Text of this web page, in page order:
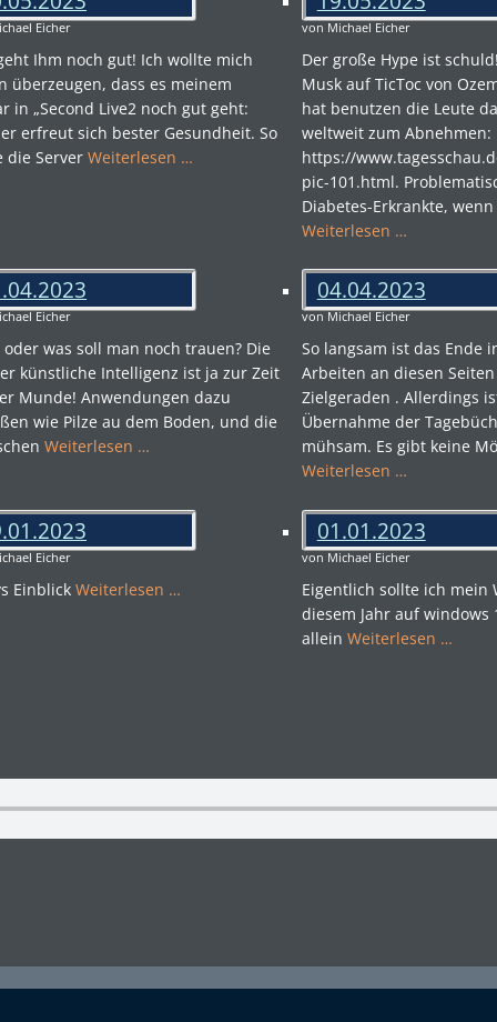
Eicher
Ihm noch gut! Ich wollte mich
überzeugen, dass es meinem
in „Second Live2 noch gut geht:
erfreut sich bester Gesundheit. So
die ServerWeiterlesen …
von Michael Eicher
Der große Hype ist
Musk auf TicToc von
hat benutzen die Leute
weltweit zum Abnehmen:
https://
pic-101.html.
Diabetes-Erkrankte,
Weiterlesen …
Eicher
oder was soll man noch trauen? Die
künstliche Intelligenz ist ja zur Zeit
Munde! Anwendungen dazu
wie Pilze au dem Boden, und die
Weiterlesen …
04.04.2023
von Michael Eicher
So langsam ist das Ende
Arbeiten an diesen
Zielgeraden . Allerdings
Übernahme der
mühsam. Es gibt keine
Weiterlesen …
Eicher
EinblickWeiterlesen …
01.01.2023
von Michael Eicher
Eigentlich sollte ich mein
diesem Jahr auf windows
allein Weiterlesen …